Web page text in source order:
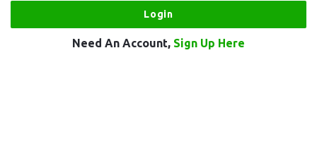
Need An Account, Sign Up Here